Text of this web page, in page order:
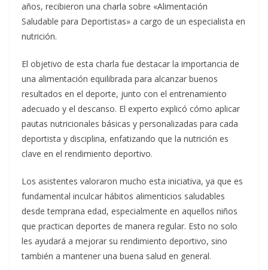
años, recibieron una charla sobre «Alimentación
Saludable para Deportistas» a cargo de un especialista en
nutrición.
El objetivo de esta charla fue destacar la importancia de
una alimentación equilibrada para alcanzar buenos
resultados en el deporte, junto con el entrenamiento
adecuado y el descanso. El experto explicó cómo aplicar
pautas nutricionales básicas y personalizadas para cada
deportista y disciplina, enfatizando que la nutrición es
clave en el rendimiento deportivo.
Los asistentes valoraron mucho esta iniciativa, ya que es
fundamental inculcar hábitos alimenticios saludables
desde temprana edad, especialmente en aquellos niños
que practican deportes de manera regular. Esto no solo
les ayudará a mejorar su rendimiento deportivo, sino
también a mantener una buena salud en general.